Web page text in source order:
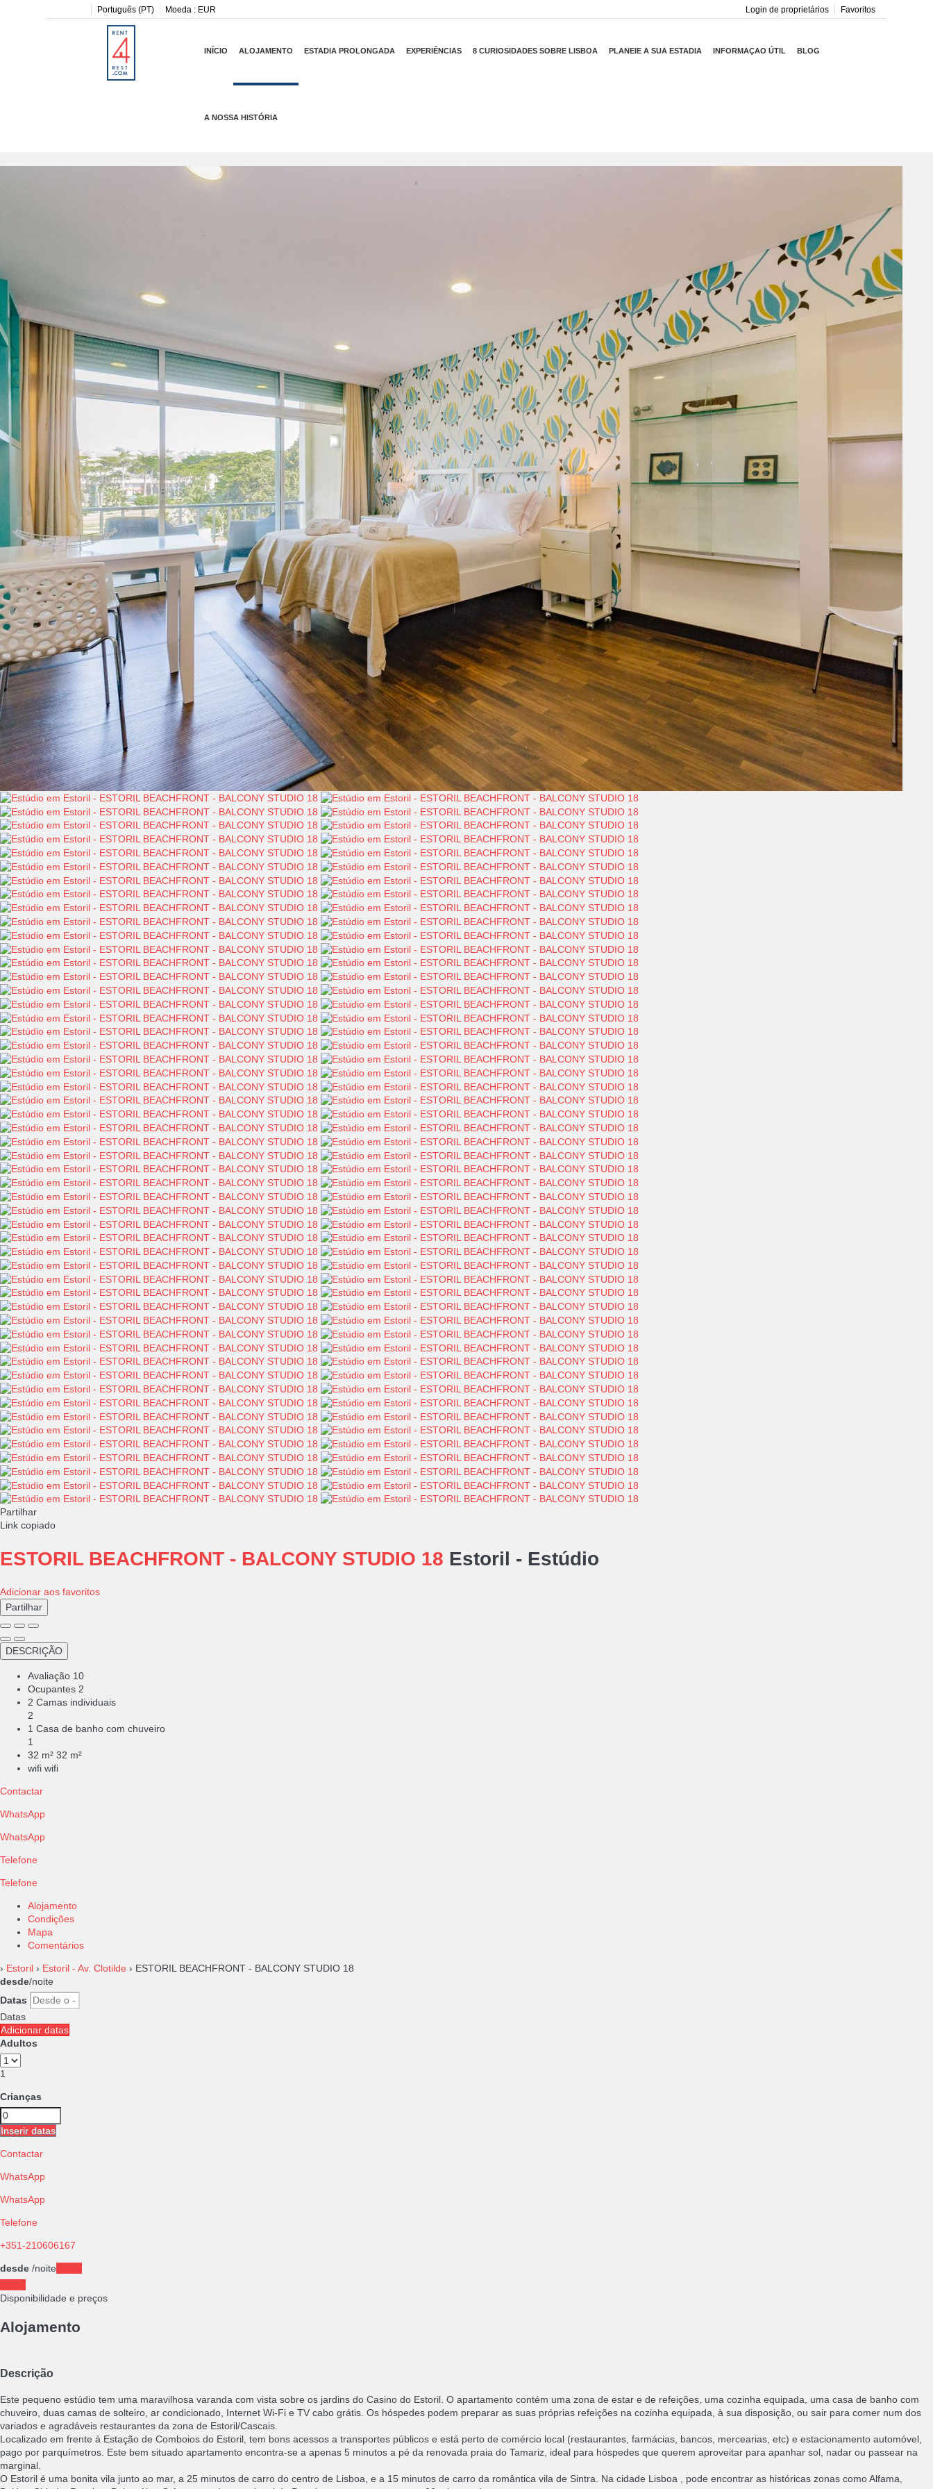
Português (PT) Moeda : EUR Favoritos
Login de proprietários
INÍCIO ALOJAMENTO ESTADIA PROLONGADA EXPERIÊNCIAS 8 CURIOSIDADES SOBRE LISBOA PLANEIE A SUA ESTADIA INFORMAÇAO ÚTIL BLOG
A NOSSA HISTÓRIA
Partilhar
Link copiado
ESTORIL BEACHFRONT - BALCONY STUDIO 18 Estoril - Estúdio
Adicionar aos favoritos
Partilhar
DESCRIÇÃO
Avaliação 10
Ocupantes 2
2 Camas individuais
2
1 Casa de banho com chuveiro
1
32 m² 32 m²
wifi wifi
Contactar
WhatsApp
WhatsApp
Telefone
Telefone
Alojamento
Condições
Mapa
Comentários
› Estoril › Estoril - Av. Clotilde › ESTORIL BEACHFRONT - BALCONY STUDIO 18
desde/noite
Datas
Datas
Adicionar datas
Adultos
1
Crianças
Inserir datas
Contactar
WhatsApp
WhatsApp
Telefone
+351-210606167
desde /noite
Disponibilidade e preços
Alojamento
Descrição
Este pequeno estúdio tem uma maravilhosa varanda com vista sobre os jardins do Casino do Estoril. O apartamento contém uma zona de estar e de refeições, uma cozinha equipada, uma casa de banho com
chuveiro, duas camas de solteiro, ar condicionado, Internet Wi-Fi e TV cabo grátis. Os hóspedes podem preparar as suas próprias refeições na cozinha equipada, à sua disposição, ou sair para comer num dos
variados e agradáveis restaurantes da zona de Estoril/Cascais.
Localizado em frente à Estação de Comboios do Estoril, tem bons acessos a transportes públicos e está perto de comércio local (restaurantes, farmácias, bancos, mercearias, etc) e estacionamento automóvel,
pago por parquímetros. Este bem situado apartamento encontra-se a apenas 5 minutos a pé da renovada praia do Tamariz, ideal para hóspedes que querem aproveitar para apanhar sol, nadar ou passear na
marginal.
O Estoril é uma bonita vila junto ao mar, a 25 minutos de carro do centro de Lisboa, e a 15 minutos de carro da romântica vila de Sintra. Na cidade Lisboa , pode encontrar as históricas zonas como Alfama,